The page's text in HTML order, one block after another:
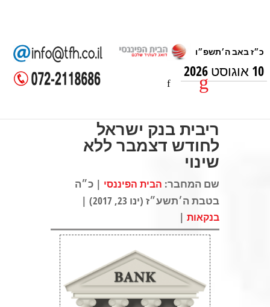
10 אוגוסט 2026
ריבית בנק ישראל
לחודש דצמבר ללא
שינוי
שם המחבר: הבית הפיננסי | כ״ה
בטבת ה׳תשע״ז (ינו 23, 2017) |
בנקאות |